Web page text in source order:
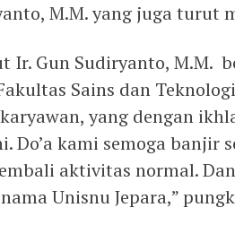
M.M. yang juga turut
Ir. Gun Sudiryanto, M.M.
Sains dan
yang dengan
Do’a kami semoga banjir
aktivitas normal.
Unisnu Jepara,”